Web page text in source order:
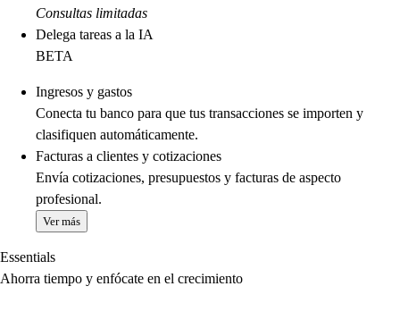
Consultas limitadas
Delega tareas a la IA
BETA
Ingresos y gastos
Conecta tu banco para que tus transacciones se importen y
clasifiquen automáticamente.
Facturas a clientes y cotizaciones
Envía cotizaciones, presupuestos y facturas de aspecto
profesional.
Ver más
Essentials
Ahorra tiempo y enfócate en el crecimiento